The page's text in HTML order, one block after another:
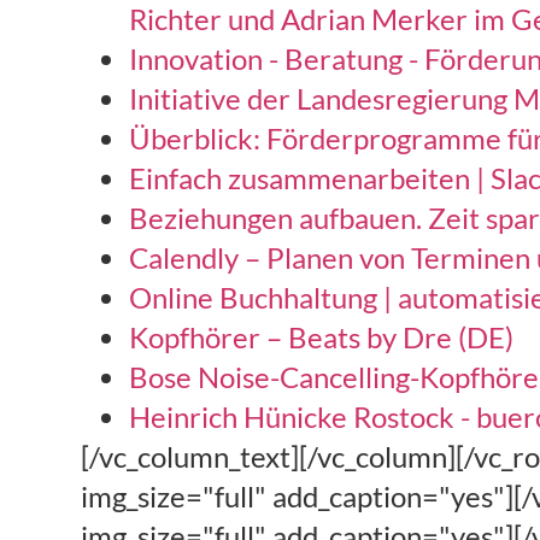
Richter und Adrian Merker im
Innovation - Beratung -
Initiative der Landesregierung
Überblick: Förderprogramme
Einfach zusammenarbeiten |
Beziehungen aufbauen. Zeit
Calendly – Planen von
Online Buchhaltung |
Kopfhörer – Beats by Dre (DE)
Bose Noise-Cancelling-
Heinrich Hünicke Rostock -
[/vc_column_text][/vc_column][/vc_row][vc_row][vc_column width="1/2"][vc_single_image image="19615" img_size="full" add_caption="yes"][/vc_column][vc_column width="1/2"][vc_single_image image="19616" img_size="full" add_caption="yes"][/vc_column][/vc_row][vc_row][vc_column][vc_column_text][/vc_column_text][vc_tta_accordion active_section="3" collapsible_all="true"][vc_tta_section title="Transkript" tab_id="1544803036394-43ae1646-7a60"][vc_column_text][/vc_column_text][vc_column_text]00:00:00: Musik [00:00:14] Claas: Kanzleifunk 86 hallo Angela. [00:00:17] Angela: Ja hallo Klaus grüß Dich. [00:00:19] Claas: Kanzleifunk 86 haben wir schon längst eingetütet unser Gast Nico Schade kommt gleich hier im im Anschluss aber dann hat uns noch einen Anruf des steuerberaterverbandes Niedersachsen Sachsen-Anhalt ereilt und deshalb haben wir jetzt zu Gast Christian Böke dem Präsidenten des selben Verbandes man Christian. [00:00:35] Christian Böke: Ja hallo Klaus hallo Angela. [00:00:37] Angela: Ja hallo Christian grüß Dich. [00:00:38] Claas: Der Verband hat etwas ausgeheckt was schon länger in Planung ist und jetzt mit dem Erz [00:00:45] Claas: ist das ganze mit Pauken und Trompeten sozusagen gestartet und wir wollten uns gerne noch mal erzählen lassen was das ist wozu man das nutzen kann und wie es damit weitergeht und die Rede ist natürlich vom Arbeitgebersiegel Christian [00:00:57] Claas: was ist das genau. [00:00:58] Christian Böke: Ja das Arbeitgebersiegel ist eine Auszeichnung für Steuerberatungskanzleien die, [00:01:04] Christian Böke: die Personalpolitik bei sich im Unternehmen entsprechend in den Vordergrund gestellt haben das. [00:01:11] Christian Böke: Hatten wir letztes Jahr schon entwickelt und haben die Ausschreibung dafür letztes Jahr durchgeführt [00:01:18] Christian Böke: und das sollte also dazu dienen dass wir Steuerberatungskanzleien eine stärkere Sichtbarkeit am Arbeitsmarkt verschaffen [00:01:26] Christian Böke: ich bin ja viel von Steuerberater und Steuerberaterinnen angesprochen worden kann der Verband mal irgendwas machen um die. [00:01:36] Christian Böke: Situation zu verbessern dass man Personal gerade gutes Personal besser bekommt und dann [00:01:45] Christian Böke: hatte ich mir angeschaut [00:01:47] Christian Böke: wie stehen wir denn eigentlich im Wettbewerb und da muss man eben sehen wir sind natürlich im Personalbereich im Wettbewerb mit mittelständischen Unternehmen mit Konzernunternehmen mit Behörden und die haben natürlich alle viel größere Budgets, [00:02:00] Christian Böke: für das Personalmarketing als jetzt eine kleine Steuerberatungskanzlei und dann war die Idee dass wir, [00:02:08] Christian Böke: und bündeln was er überhaupt auch der, [00:02:11] Christian Böke: Grundgedanke des steuerberaterverbandes ist dass man sich organisatorisch bündelt und die Kräfte vereint und dann haben wir mit einer personalberatungsagentur zusammen, [00:02:24] Christian Böke: das Arbeitgebersiegel entwickelt und da muss man einen bestimmten Fragenkatalog durchlaufen und [00:02:32] Christian Böke: das geht also von Kanzlei Strategie bis zu konkret operativer Umgang mit dem Mitarbeiter werden Mitarbeitergespräche geführt wie ist [00:02:42] Christian Böke: wie Bewerbung organisiert und. [00:02:49] Christian Böke: Da konnte man sich in einem Fragebogen einstufen bei